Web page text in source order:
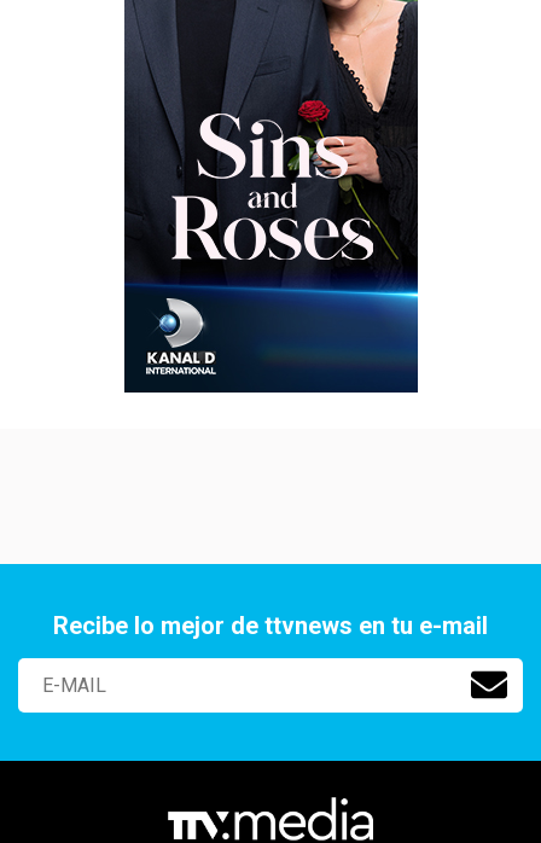
Recibe lo mejor de ttvnews en tu e-mail